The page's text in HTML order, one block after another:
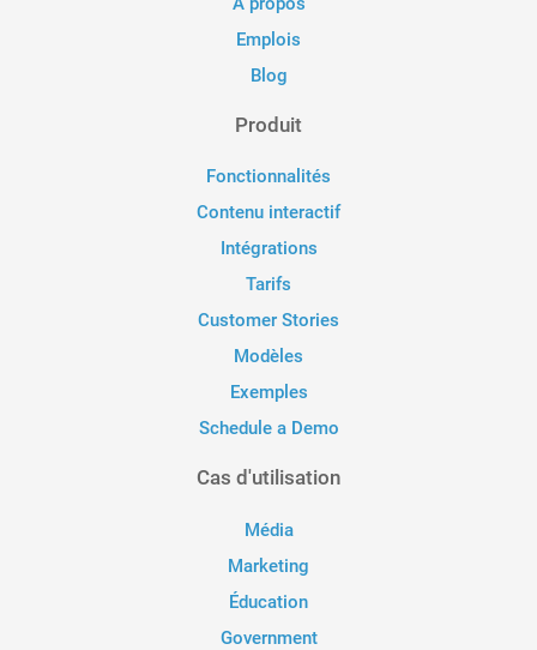
Emplois
Blog
Produit
Fonctionnalités
Contenu interactif
Intégrations
Tarifs
Customer Stories
Modèles
Exemples
Schedule a Demo
Cas d'utilisation
Média
Marketing
Éducation
Government